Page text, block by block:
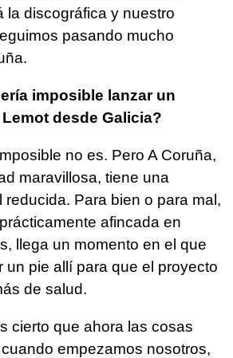
la discográfica y nuestro
pasando mucho
imposible lanzar un
desde Galicia?
no es. Pero A Coruña,
maravillosa, tiene una
reducida. Para bien o para mal,
afincada en
llega un momento en el que
un pie allí para que el proyecto
de salud.
cierto que ahora las cosas
empezamos nosotros,